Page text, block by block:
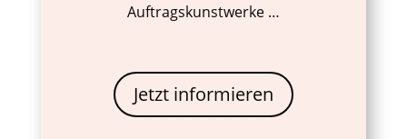
Auftragskunstwerke …
Jetzt informieren